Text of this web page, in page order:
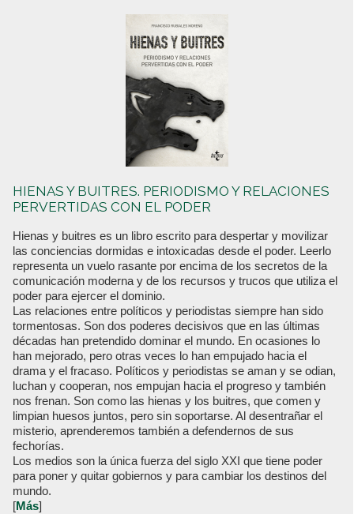
HIENAS Y BUITRES. PERIODISMO Y RELACIONES
PERVERTIDAS CON EL PODER
Hienas y buitres es un libro escrito para despertar y movilizar
las conciencias dormidas e intoxicadas desde el poder. Leerlo
representa un vuelo rasante por encima de los secretos de la
comunicación moderna y de los recursos y trucos que utiliza el
poder para ejercer el dominio.
Las relaciones entre políticos y periodistas siempre han sido
tormentosas. Son dos poderes decisivos que en las últimas
décadas han pretendido dominar el mundo. En ocasiones lo
han mejorado, pero otras veces lo han empujado hacia el
drama y el fracaso. Políticos y periodistas se aman y se odian,
luchan y cooperan, nos empujan hacia el progreso y también
nos frenan. Son como las hienas y los buitres, que comen y
limpian huesos juntos, pero sin soportarse. Al desentrañar el
misterio, aprenderemos también a defendernos de sus
fechorías.
Los medios son la única fuerza del siglo XXI que tiene poder
para poner y quitar gobiernos y para cambiar los destinos del
mundo.
[Más]